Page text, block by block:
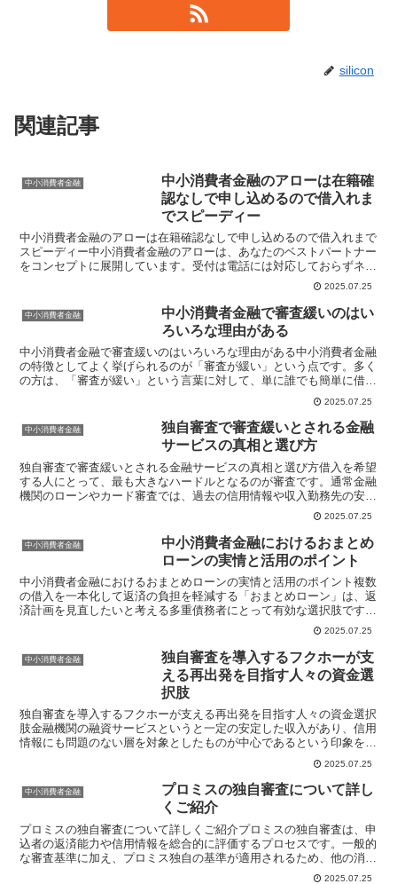
silicon
関連記事
中小消費者金融
中小消費者金融のアローは在籍確
認なしで申し込めるので借入れま
でスピーディー
中小消費者金融のアローは在籍確認なしで申し込めるので借入れまで
スピーディー中小消費者金融のアローは、あなたのベストパートナー
をコンセプトに展開しています。受付は電話には対応しておらずネッ
トのみです。これは不便だと感じる人が一部にいる一方で、...2025.07.25
中小消費者金融
中小消費者金融で審査緩いのはい
ろいろな理由がある
中小消費者金融で審査緩いのはいろいろな理由がある中小消費者金融
の特徴としてよく挙げられるのが「審査が緩い」という点です。多く
の方は、「審査が緩い」という言葉に対して、単に誰でも簡単に借り
られるという印象を持つかもしれません。しかし、実際には...2025.07.25
中小消費者金融
独自審査で審査緩いとされる金融
サービスの真相と選び方
独自審査で審査緩いとされる金融サービスの真相と選び方借入を希望
する人にとって、最も大きなハードルとなるのが審査です。通常金融
機関のローンやカード審査では、過去の信用情報や収入勤務先の安定
性など多くの要素がチェックされます。そのためこれらの条...2025.07.25
中小消費者金融
中小消費者金融におけるおまとめ
ローンの実情と活用のポイント
中小消費者金融におけるおまとめローンの実情と活用のポイント複数
の借入を一本化して返済の負担を軽減する「おまとめローン」は、返
済計画を見直したいと考える多重債務者にとって有効な選択肢です。
このサービスは大手金融機関だけでなく中小消費者金融でも...2025.07.25
中小消費者金融
独自審査を導入するフクホーが支
える再出発を目指す人々の資金選
択肢
独自審査を導入するフクホーが支える再出発を目指す人々の資金選択
肢金融機関の融資サービスというと一定の安定した収入があり、信用
情報にも問題のない層を対象としたものが中心であるという印象を持
つ方が多いかもしれません。確かに大手銀行やメガバンクが...2025.07.25
中小消費者金融
プロミスの独自審査について詳し
くご紹介
プロミスの独自審査について詳しくご紹介プロミスの独自審査は、申
込者の返済能力や信用情報を総合的に評価するプロセスです。一般的
な審査基準に加え、プロミス独自の基準が適用されるため、他の消費
者金融とは異なる審査結果になることがあります。プロミス...2025.07.25